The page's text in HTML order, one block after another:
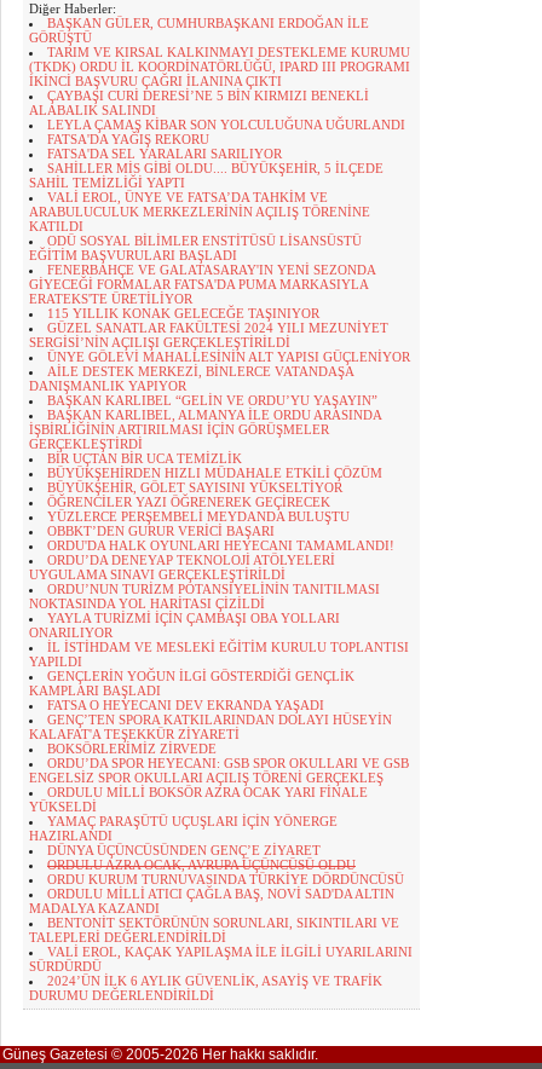
Diğer Haberler:
BAŞKAN GÜLER, CUMHURBAŞKANI ERDOĞAN İLE
GÖRÜŞTÜ
TARIM VE KIRSAL KALKINMAYI DESTEKLEME KURUMU
(TKDK) ORDU İL KOORDİNATÖRLÜĞÜ, IPARD III PROGRAMI
İKİNCİ BAŞVURU ÇAĞRI İLANINA ÇIKTI
ÇAYBAŞI CURİ DERESİ’NE 5 BİN KIRMIZI BENEKLİ
ALABALIK SALINDI
LEYLA ÇAMAŞ KİBAR SON YOLCULUĞUNA UĞURLANDI
FATSA'DA YAĞIŞ REKORU
FATSA'DA SEL YARALARI SARILIYOR
SAHİLLER MİS GİBİ OLDU.... BÜYÜKŞEHİR, 5 İLÇEDE
SAHİL TEMİZLİĞİ YAPTI
VALİ EROL, ÜNYE VE FATSA’DA TAHKİM VE
ARABULUCULUK MERKEZLERİNİN AÇILIŞ TÖRENİNE
KATILDI
ODÜ SOSYAL BİLİMLER ENSTİTÜSÜ LİSANSÜSTÜ
EĞİTİM BAŞVURULARI BAŞLADI
FENERBAHÇE VE GALATASARAY'IN YENİ SEZONDA
GİYECEĞİ FORMALAR FATSA'DA PUMA MARKASIYLA
ERATEKS'TE ÜRETİLİYOR
115 YILLIK KONAK GELECEĞE TAŞINIYOR
GÜZEL SANATLAR FAKÜLTESİ 2024 YILI MEZUNİYET
SERGİSİ’NİN AÇILIŞI GERÇEKLEŞTİRİLDİ
ÜNYE GÖLEVİ MAHALLESİNİN ALT YAPISI GÜÇLENİYOR
AİLE DESTEK MERKEZİ, BİNLERCE VATANDAŞA
DANIŞMANLIK YAPIYOR
BAŞKAN KARLIBEL “GELİN VE ORDU’YU YAŞAYIN”
BAŞKAN KARLIBEL, ALMANYA İLE ORDU ARASINDA
İŞBİRLİĞİNİN ARTIRILMASI İÇİN GÖRÜŞMELER
GERÇEKLEŞTİRDİ
BİR UÇTAN BİR UCA TEMİZLİK
BÜYÜKŞEHİRDEN HIZLI MÜDAHALE ETKİLİ ÇÖZÜM
BÜYÜKŞEHİR, GÖLET SAYISINI YÜKSELTİYOR
ÖĞRENCİLER YAZI ÖĞRENEREK GEÇİRECEK
YÜZLERCE PERŞEMBELİ MEYDANDA BULUŞTU
OBBKT’DEN GURUR VERİCİ BAŞARI
ORDU'DA HALK OYUNLARI HEYECANI TAMAMLANDI!
ORDU’DA DENEYAP TEKNOLOJİ ATÖLYELERİ
UYGULAMA SINAVI GERÇEKLEŞTİRİLDİ
ORDU’NUN TURİZM POTANSİYELİNİN TANITILMASI
NOKTASINDA YOL HARİTASI ÇİZİLDİ
YAYLA TURİZMİ İÇİN ÇAMBAŞI OBA YOLLARI
ONARILIYOR
İL İSTİHDAM VE MESLEKİ EĞİTİM KURULU TOPLANTISI
YAPILDI
GENÇLERİN YOĞUN İLGİ GÖSTERDİĞİ GENÇLİK
KAMPLARI BAŞLADI
FATSA O HEYECANI DEV EKRANDA YAŞADI
GENÇ’TEN SPORA KATKILARINDAN DOLAYI HÜSEYİN
KALAFAT'A TEŞEKKÜR ZİYARETİ
BOKSÖRLERİMİZ ZİRVEDE
ORDU’DA SPOR HEYECANI: GSB SPOR OKULLARI VE GSB
ENGELSİZ SPOR OKULLARI AÇILIŞ TÖRENİ GERÇEKLEŞ
ORDULU MİLLİ BOKSÖR AZRA OCAK YARI FİNALE
YÜKSELDİ
YAMAÇ PARAŞÜTÜ UÇUŞLARI İÇİN YÖNERGE
HAZIRLANDI
DÜNYA ÜÇÜNCÜSÜNDEN GENÇ’E ZİYARET
ORDULU AZRA OCAK, AVRUPA ÜÇÜNCÜSÜ OLDU
ORDU KURUM TURNUVASINDA TÜRKİYE DÖRDÜNCÜSÜ
ORDULU MİLLİ ATICI ÇAĞLA BAŞ, NOVİ SAD'DA ALTIN
MADALYA KAZANDI
BENTONİT SEKTÖRÜNÜN SORUNLARI, SIKINTILARI VE
TALEPLERİ DEĞERLENDİRİLDİ
VALİ EROL, KAÇAK YAPILAŞMA İLE İLGİLİ UYARILARINI
SÜRDÜRDÜ
2024’ÜN İLK 6 AYLIK GÜVENLİK, ASAYİŞ VE TRAFİK
DURUMU DEĞERLENDİRİLDİ
Güneş Gazetesi © 2005-2026 Her hakkı saklıdır.